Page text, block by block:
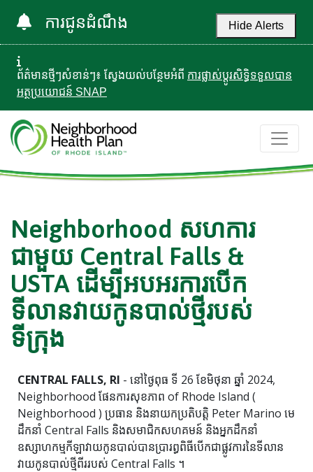
ការជូនដំណឹង Hide Alerts
ព័ត៌មានថ្មីៗសំខាន់ៗ៖ ស្វែងយល់បន្ថែមអំពី ការផ្លាស់ប្តូរសិទ្ធិទទួលបាន
អត្ថប្រយោជន៍ SNAP
Neighborhood សហការ
ជាមួយ Central Falls &
USTA ដើម្បីអបអរការបើក
ទីលានវាយកូនបាល់ថ្មីរបស់
ទីក្រុង
CENTRAL FALLS, RI - នៅថ្ងៃពុធ ទី 26 ខែមិថុនា ឆ្នាំ 2024,
Neighborhood ផែនការសុខភាព of Rhode Island (
Neighborhood ) ប្រធាន និងនាយកប្រតិបត្តិ Peter Marino មេ
ដឹកនាំ Central Falls និងសមាជិកសហគមន៍ និងអ្នកដឹកនាំ
ឧស្សាហកម្មកីឡាវាយកូនបាល់បានប្រារព្ធពិធីបើកជាផ្លូវការនៃទីលាន
វាយកូនបាល់ថ្មីពីររបស់ Central Falls ។